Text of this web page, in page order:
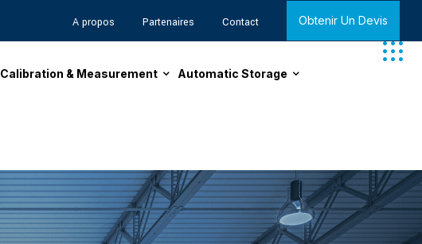
A propos Partenaires Contact Obtenir Un Devis
Calibration & Measurement Automatic Storage